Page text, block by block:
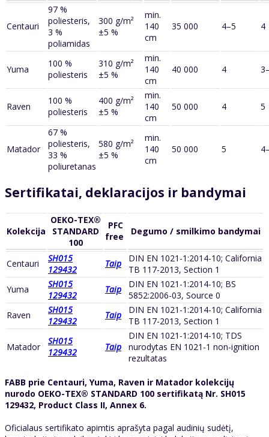
Centauri
97 %
poliesteris,
3 %
poliamidas
300 g/m²
±5 %
min.
140
cm
35 000 4–5 4
Yuma
100 %
poliesteris
310 g/m²
±5 %
min.
140
cm
40 000 4
Raven
100 %
poliesteris
400 g/m²
±5 %
min.
140
cm
50 000 4 5
Matador
67 %
poliesteris,
33 %
poliuretanas
580 g/m²
±5 %
min.
140
cm
50 000 5
Sertifikatai, deklaracijos ir bandymai
Kolekcija
OEKO-TEX®
STANDARD
100
PFC
free
Degumo / smilkimo bandymai
Centauri
SH015
129432
Taip
DIN EN 1021-1:2014-10; California
TB 117-2013, Section 1
Yuma
SH015
129432
Taip
DIN EN 1021-1:2014-10; BS
5852:2006-03, Source 0
Raven
SH015
129432
Taip
DIN EN 1021-1:2014-10; California
TB 117-2013, Section 1
Matador
SH015
129432
Taip
DIN EN 1021-1:2014-10; TDS
nurodytas EN 1021-1 non-ignition
rezultatas
FABB prie Centauri, Yuma, Raven ir Matador kolekcijų
nurodo OEKO-TEX® STANDARD 100 sertifikatą Nr. SH015
129432, Product Class II, Annex 6.
Oficialaus sertifikato apimtis aprašyta pagal audinių sudėtį,